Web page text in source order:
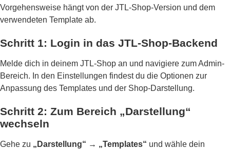
Vorgehensweise hängt von der JTL-Shop-Version und dem
verwendeten Template ab.
Schritt 1: Login in das JTL-Shop-Backend
Melde dich in deinem JTL-Shop an und navigiere zum Admin-
Bereich. In den Einstellungen findest du die Optionen zur
Anpassung des Templates und der Shop-Darstellung.
Schritt 2: Zum Bereich „Darstellung“
wechseln
Gehe zu „Darstellung“ → „Templates“ und wähle dein